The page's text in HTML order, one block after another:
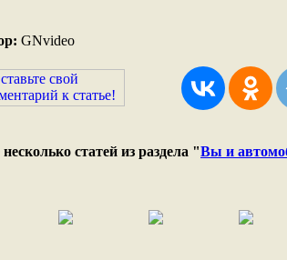
GNvideo
статей из раздела "Вы и